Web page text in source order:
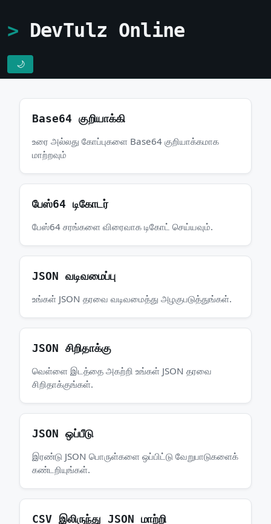
DevTulz Online
🌙
Base64 குறியாக்கி
உரை அல்லது கோப்புகளை Base64 குறியாக்கமாக
மாற்றவும்
பேஸ்64 டிகோடர்
பேஸ்64 சரங்களை விரைவாக டிகோட் செய்யவும்.
JSON வடிவமைப்பு
உங்கள் JSON தரவை வடிவமைத்து அழகுபடுத்துங்கள்.
JSON சிறிதாக்கு
வெள்ளை இடத்தை அகற்றி உங்கள் JSON தரவை
சிறிதாக்குங்கள்.
JSON ஒப்பீடு
இரண்டு JSON பொருள்களை ஒப்பிட்டு வேறுபாடுகளைக்
கண்டறியுங்கள்.
CSV இலிருந்து JSON மாற்றி